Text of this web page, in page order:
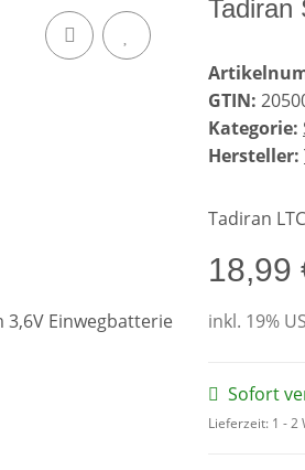
Tadiran
GTIN:
Kategorie:
Hersteller:
Tadiran
18,99
inkl. 19%
Sofort
Lieferzeit: 1 - 2